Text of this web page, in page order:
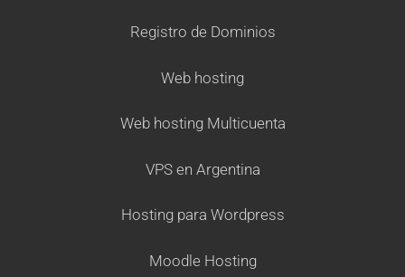
Registro de Dominios
Web hosting
Web hosting Multicuenta
VPS en Argentina
Hosting para Wordpress
Moodle Hosting